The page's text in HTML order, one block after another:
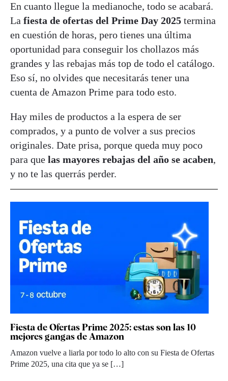
En cuanto llegue la medianoche, todo se acabará.
La fiesta de ofertas del Prime Day 2025 termina
en cuestión de horas, pero tienes una última
oportunidad para conseguir los chollazos más
grandes y las rebajas más top de todo el catálogo.
Eso sí, no olvides que necesitarás tener una
cuenta de Amazon Prime para todo esto.
Hay miles de productos a la espera de ser
comprados, y a punto de volver a sus precios
originales. Date prisa, porque queda muy poco
para que las mayores rebajas del año se acaben,
y no te las querrás perder.
Fiesta de Ofertas Prime 2025: estas son las 10
mejores gangas de Amazon
Amazon vuelve a liarla por todo lo alto con su Fiesta de Ofertas
Prime 2025, una cita que ya se […]